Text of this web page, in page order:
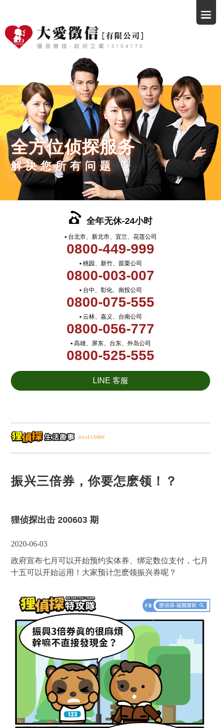
全方位侦探服务
解决您所有问题
全年无休-24小时
▪ 台北市、新北市、宜兰、花莲公司
0800-449-999
▪ 桃园、新竹、苗栗公司
0800-003-007
▪ 台中、彰化、南投公司
0800-075-555
▪ 云林、嘉义、台南公司
0800-056-777
▪ 高雄、屏东、台东、外岛公司
0800-525-555
LINE 客服
振兴三倍券，你要怎麽领！？
狸侦探出击 200603 期
2020-06-03
政府宣布七月可以开始预约实体券、绑定数位支付，七月
十五可以开始运用！大家预计怎麽领振兴券呢？